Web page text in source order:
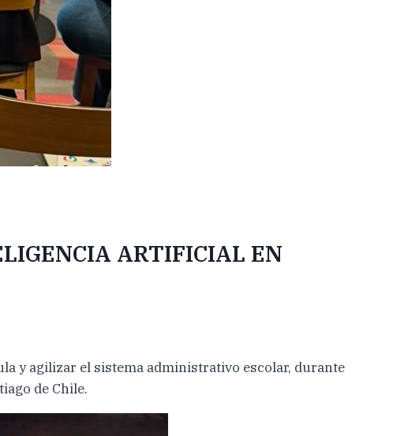
ARTIFICIAL EN
y agilizar el sistema administrativo escolar, durante
de Chile.